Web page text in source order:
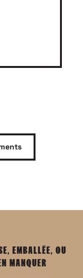
EMBALLÉE, OU
MANQUER